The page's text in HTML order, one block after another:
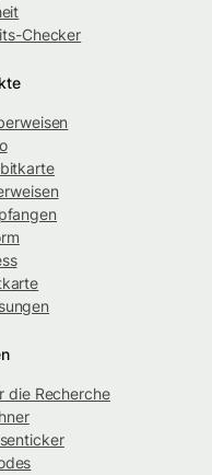
Checker
die Recherche